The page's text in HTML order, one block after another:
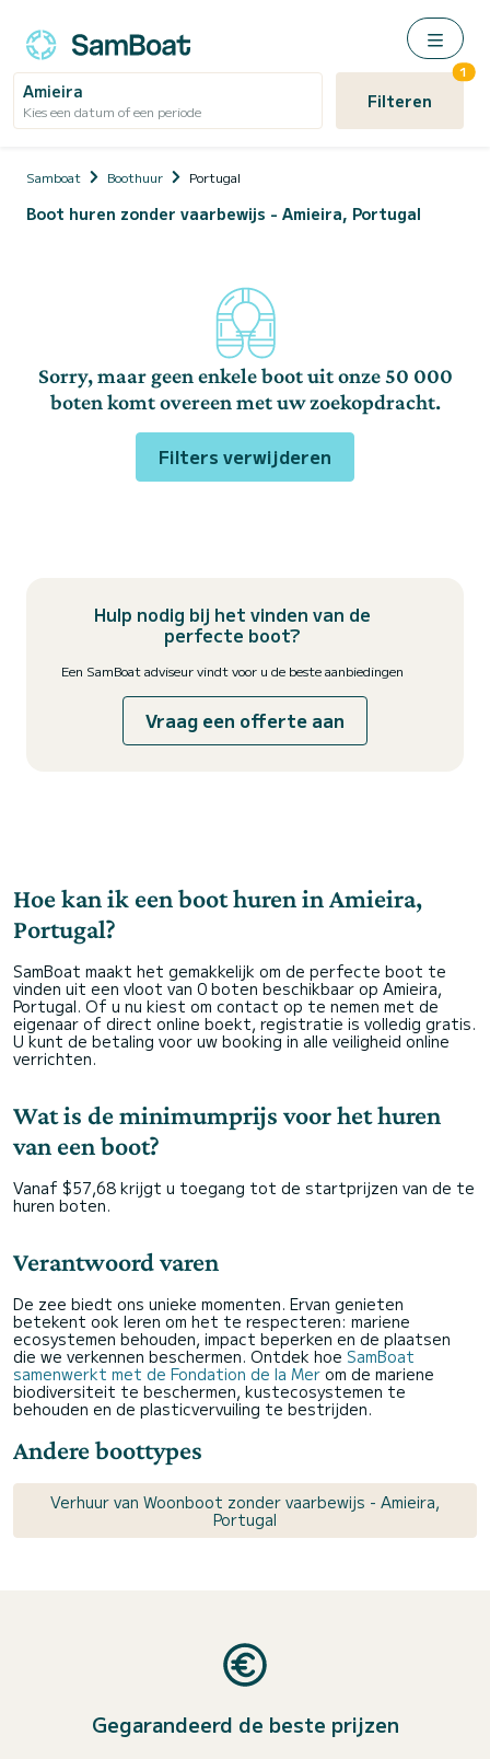
Amieira
Kies een datum of een periode Filteren
1
Samboat Boothuur Portugal
Boot huren zonder vaarbewijs - Amieira, Portugal
Sorry, maar geen enkele boot uit onze 50 000
boten komt overeen met uw zoekopdracht.
Filters verwijderen
Hulp nodig bij het vinden van de
perfecte boot?
Een SamBoat adviseur vindt voor u de beste aanbiedingen
Vraag een offerte aan
Hoe kan ik een boot huren in Amieira,
Portugal?
SamBoat maakt het gemakkelijk om de perfecte boot te
vinden uit een vloot van 0 boten beschikbaar op Amieira,
Portugal. Of u nu kiest om contact op te nemen met de
eigenaar of direct online boekt, registratie is volledig gratis.
U kunt de betaling voor uw booking in alle veiligheid online
verrichten.
Wat is de minimumprijs voor het huren
van een boot?
Vanaf $57,68 krijgt u toegang tot de startprijzen van de te
huren boten.
Verantwoord varen
De zee biedt ons unieke momenten. Ervan genieten
betekent ook leren om het te respecteren: mariene
ecosystemen behouden, impact beperken en de plaatsen
die we verkennen beschermen. Ontdek hoe SamBoat
samenwerkt met de Fondation de la Mer om de mariene
biodiversiteit te beschermen, kustecosystemen te
behouden en de plasticvervuiling te bestrijden.
Andere boottypes
Verhuur van Woonboot zonder vaarbewijs - Amieira,
Portugal
Gegarandeerd de beste prijzen